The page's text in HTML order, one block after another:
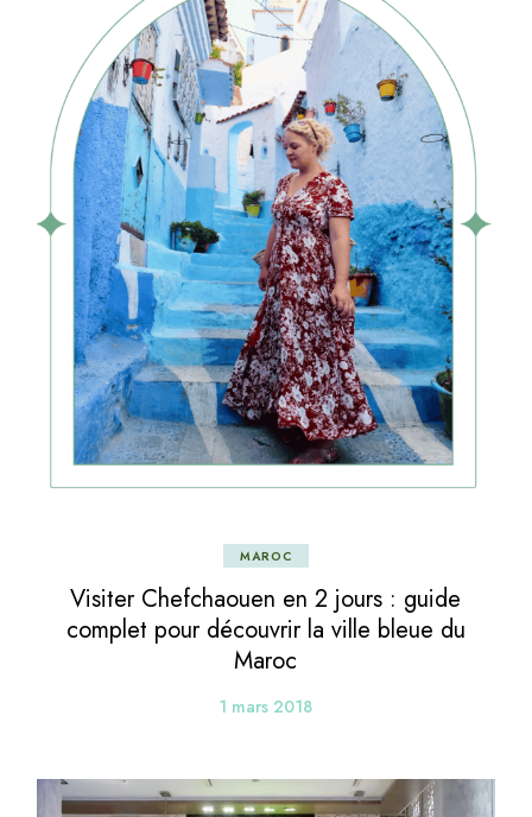
MAROC
Visiter Chefchaouen en 2 jours : guide
complet pour découvrir la ville bleue du
Maroc
1 mars 2018